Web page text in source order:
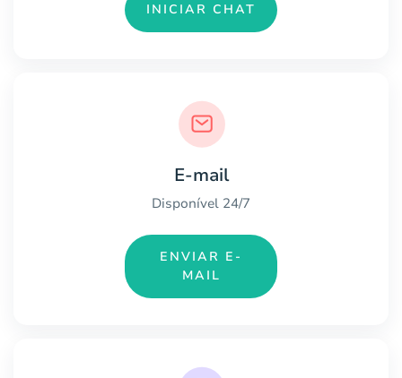
INICIAR CHAT
E-mail
Disponível 24/7
ENVIAR E-
MAIL